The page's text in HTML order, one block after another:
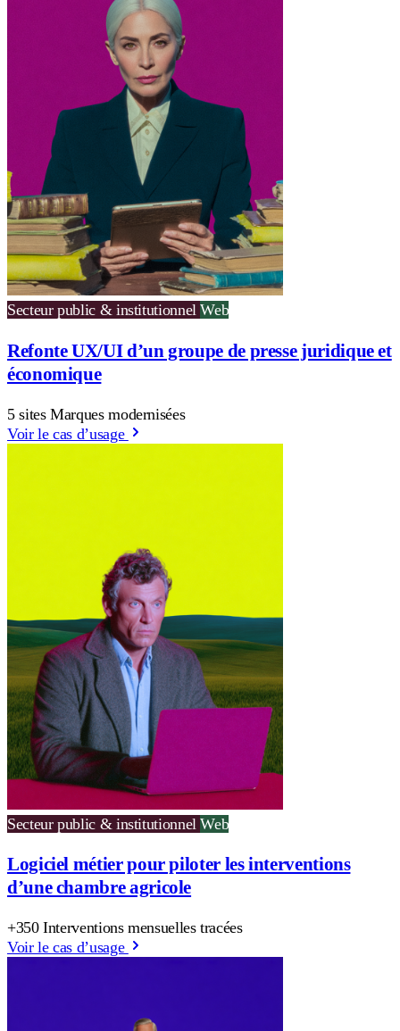
Secteur public & institutionnelWeb
Refonte UX/UI d’un groupe de presse juridique et
économique
5 sites Marques modernisées
Voir le cas d’usage
Secteur public & institutionnelWeb
Logiciel métier pour piloter les interventions
d’une chambre agricole
+350 Interventions mensuelles tracées
Voir le cas d’usage